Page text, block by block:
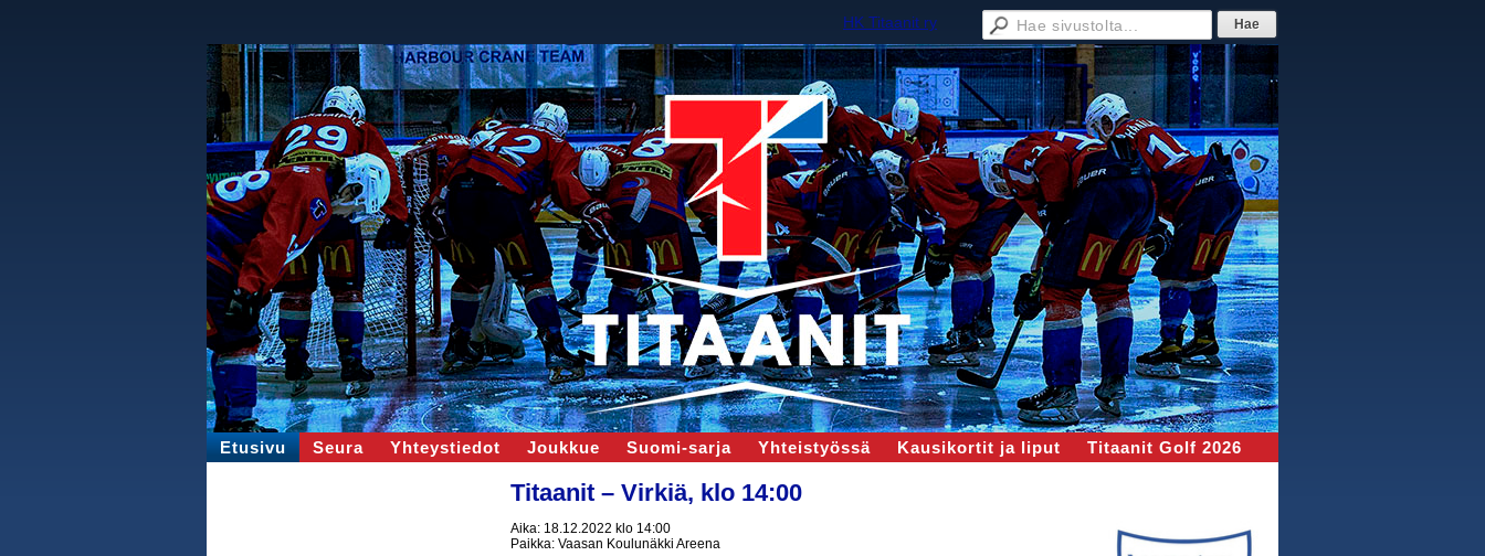
HK Titaanit ry
Etusivu Seura Yhteystiedot Joukkue Suomi-sarja Yhteistyössä Kausikortit ja liput Titaanit Golf 2026
Titaanit – Virkiä, klo 14:00
Aika: 18.12.2022 klo 14:00
Paikka: Vaasan Koulunäkki Areena